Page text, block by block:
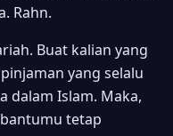
Rahn.
Buat kalian yang
yang selalu
dalam Islam. Maka,
tetap